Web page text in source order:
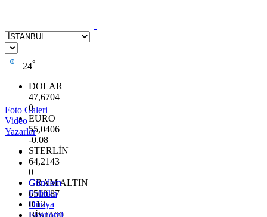
24°
DOLAR
47,6704
0
EURO
55,0406
-0.08
STERLİN
64,2143
0
GRAM ALTIN
6500.87
0.12
BİST100
Foto Galeri
Video
Yazarlar
Gündem
Politika
Dünya
Ekonomi